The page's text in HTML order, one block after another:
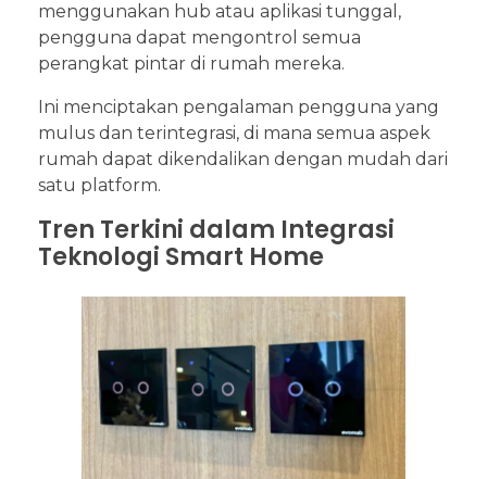
menggunakan hub atau aplikasi tunggal,
pengguna dapat mengontrol semua
perangkat pintar di rumah mereka.
Ini menciptakan pengalaman pengguna yang
mulus dan terintegrasi, di mana semua aspek
rumah dapat dikendalikan dengan mudah dari
satu platform.
Tren Terkini dalam Integrasi
Teknologi Smart Home